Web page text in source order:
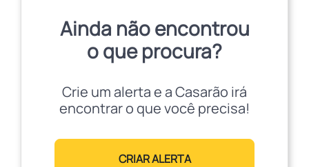
Ainda não encontrou
o que procura?
Crie um alerta e a Casarão irá
encontrar o que você precisa!
CRIAR ALERTA